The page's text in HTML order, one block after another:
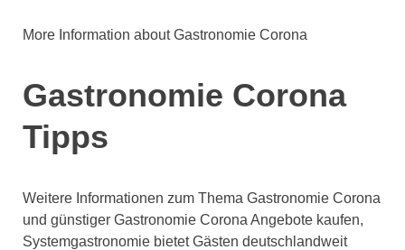
More Information about Gastronomie Corona
Gastronomie Corona
Tipps
Weitere Informationen zum Thema Gastronomie Corona
und günstiger Gastronomie Corona Angebote kaufen,
Systemgastronomie bietet Gästen deutschlandweit